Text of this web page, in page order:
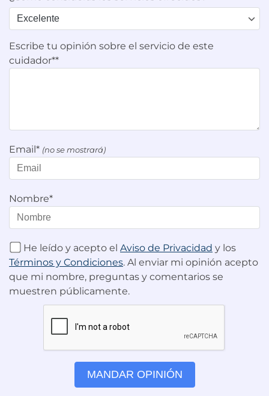
Escribe tu opinión sobre el servicio de este
cuidador**
Email* (no se mostrará)
Nombre*
He leído y acepto el Aviso de Privacidad y los
Términos y Condiciones. Al enviar mi opinión acepto
que mi nombre, preguntas y comentarios se
muestren públicamente.
MANDAR OPINIÓN